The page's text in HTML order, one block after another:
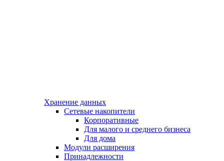
Хранение данных
Сетевые накопители
Корпоративные
Для малого и среднего бизнеса
Для дома
Модули расширения
Принадлежности